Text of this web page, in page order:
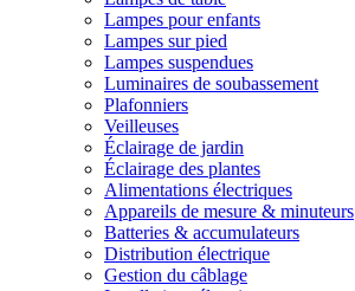
Lampes pour enfants
Lampes sur pied
Lampes suspendues
Luminaires de soubassement
Plafonniers
Veilleuses
Éclairage de jardin
Éclairage des plantes
Alimentations électriques
Appareils de mesure & minuteurs
Batteries & accumulateurs
Distribution électrique
Gestion du câblage